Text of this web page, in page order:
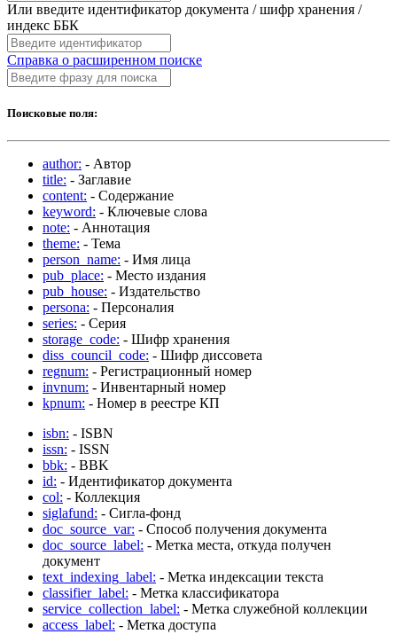
Или введите идентификатор документа / шифр хранения /
индекс ББК
Справка о расширенном поиске
Поисковые поля:
author: - Автор
title: - Заглавие
content: - Содержание
keyword: - Ключевые слова
note: - Аннотация
theme: - Тема
person_name: - Имя лица
pub_place: - Место издания
pub_house: - Издательство
persona: - Персоналия
series: - Серия
storage_code: - Шифр хранения
diss_council_code: - Шифр диссовета
regnum: - Регистрационный номер
invnum: - Инвентарный номер
kpnum: - Номер в реестре КП
isbn: - ISBN
issn: - ISSN
bbk: - BBK
id: - Идентификатор документа
col: - Коллекция
siglafund: - Сигла-фонд
doc_source_var: - Способ получения документа
doc_source_label: - Метка места, откуда получен
документ
text_indexing_label: - Метка индексации текста
classifier_label: - Метка классификатора
service_collection_label: - Метка служебной коллекции
access_label: - Метка доступа